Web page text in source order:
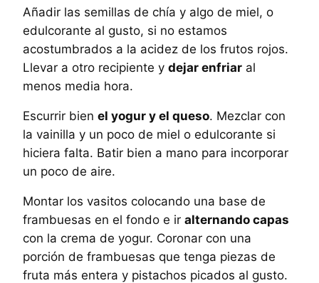
Añadir las semillas de chía y algo de miel, o
edulcorante al gusto, si no estamos
acostumbrados a la acidez de los frutos rojos.
Llevar a otro recipiente y dejar enfriar al
menos media hora.
Escurrir bien el yogur y el queso. Mezclar con
la vainilla y un poco de miel o edulcorante si
hiciera falta. Batir bien a mano para incorporar
un poco de aire.
Montar los vasitos colocando una base de
frambuesas en el fondo e ir alternando capas
con la crema de yogur. Coronar con una
porción de frambuesas que tenga piezas de
fruta más entera y pistachos picados al gusto.